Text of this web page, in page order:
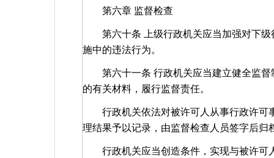
第六章 监督检查
第六十条 上级行政机关应当加强对下级
施中的违法行为。
第六十一条 行政机关应当建立健全监督
的有关材料，履行监督责任。
行政机关依法对被许可人从事行政许可
理结果予以记录，由监督检查人员签字后
行政机关应当创造条件，实现与被许可